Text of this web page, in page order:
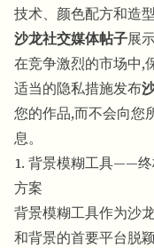
技术、颜色配方和造
沙龙社交媒体帖子展
在竞争激烈的市场中,
适当的隐私措施发布
您的作品,而不会向您
息。
1. 背景模糊工具——
方案
背景模糊工具作为沙
和背景的首要平台脱